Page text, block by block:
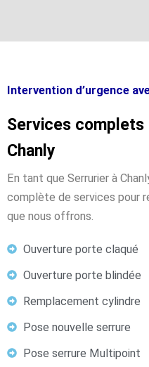
Intervention d’urgence
Services
Chanly
En tant que Serrurier à
complète de services pour
que nous offrons.
Ouverture porte claqué
Ouverture porte blindée
Remplacement cylindre
Pose nouvelle serrure
Pose serrure Multipoint